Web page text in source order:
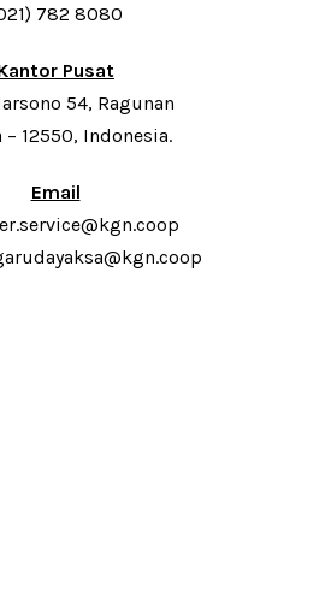
782 8080
Pusat
54, Ragunan
– 12550, Indonesia.
Email